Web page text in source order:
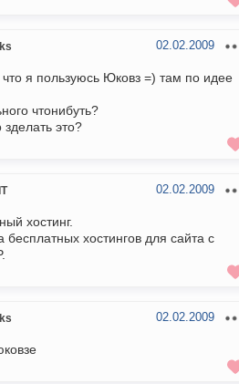
02.02.2009
я пользуюсь Юковз =) там по идее
чтонибуть?
это?
02.02.2009
хостинг.
бесплатных хостингов для сайта с
02.02.2009